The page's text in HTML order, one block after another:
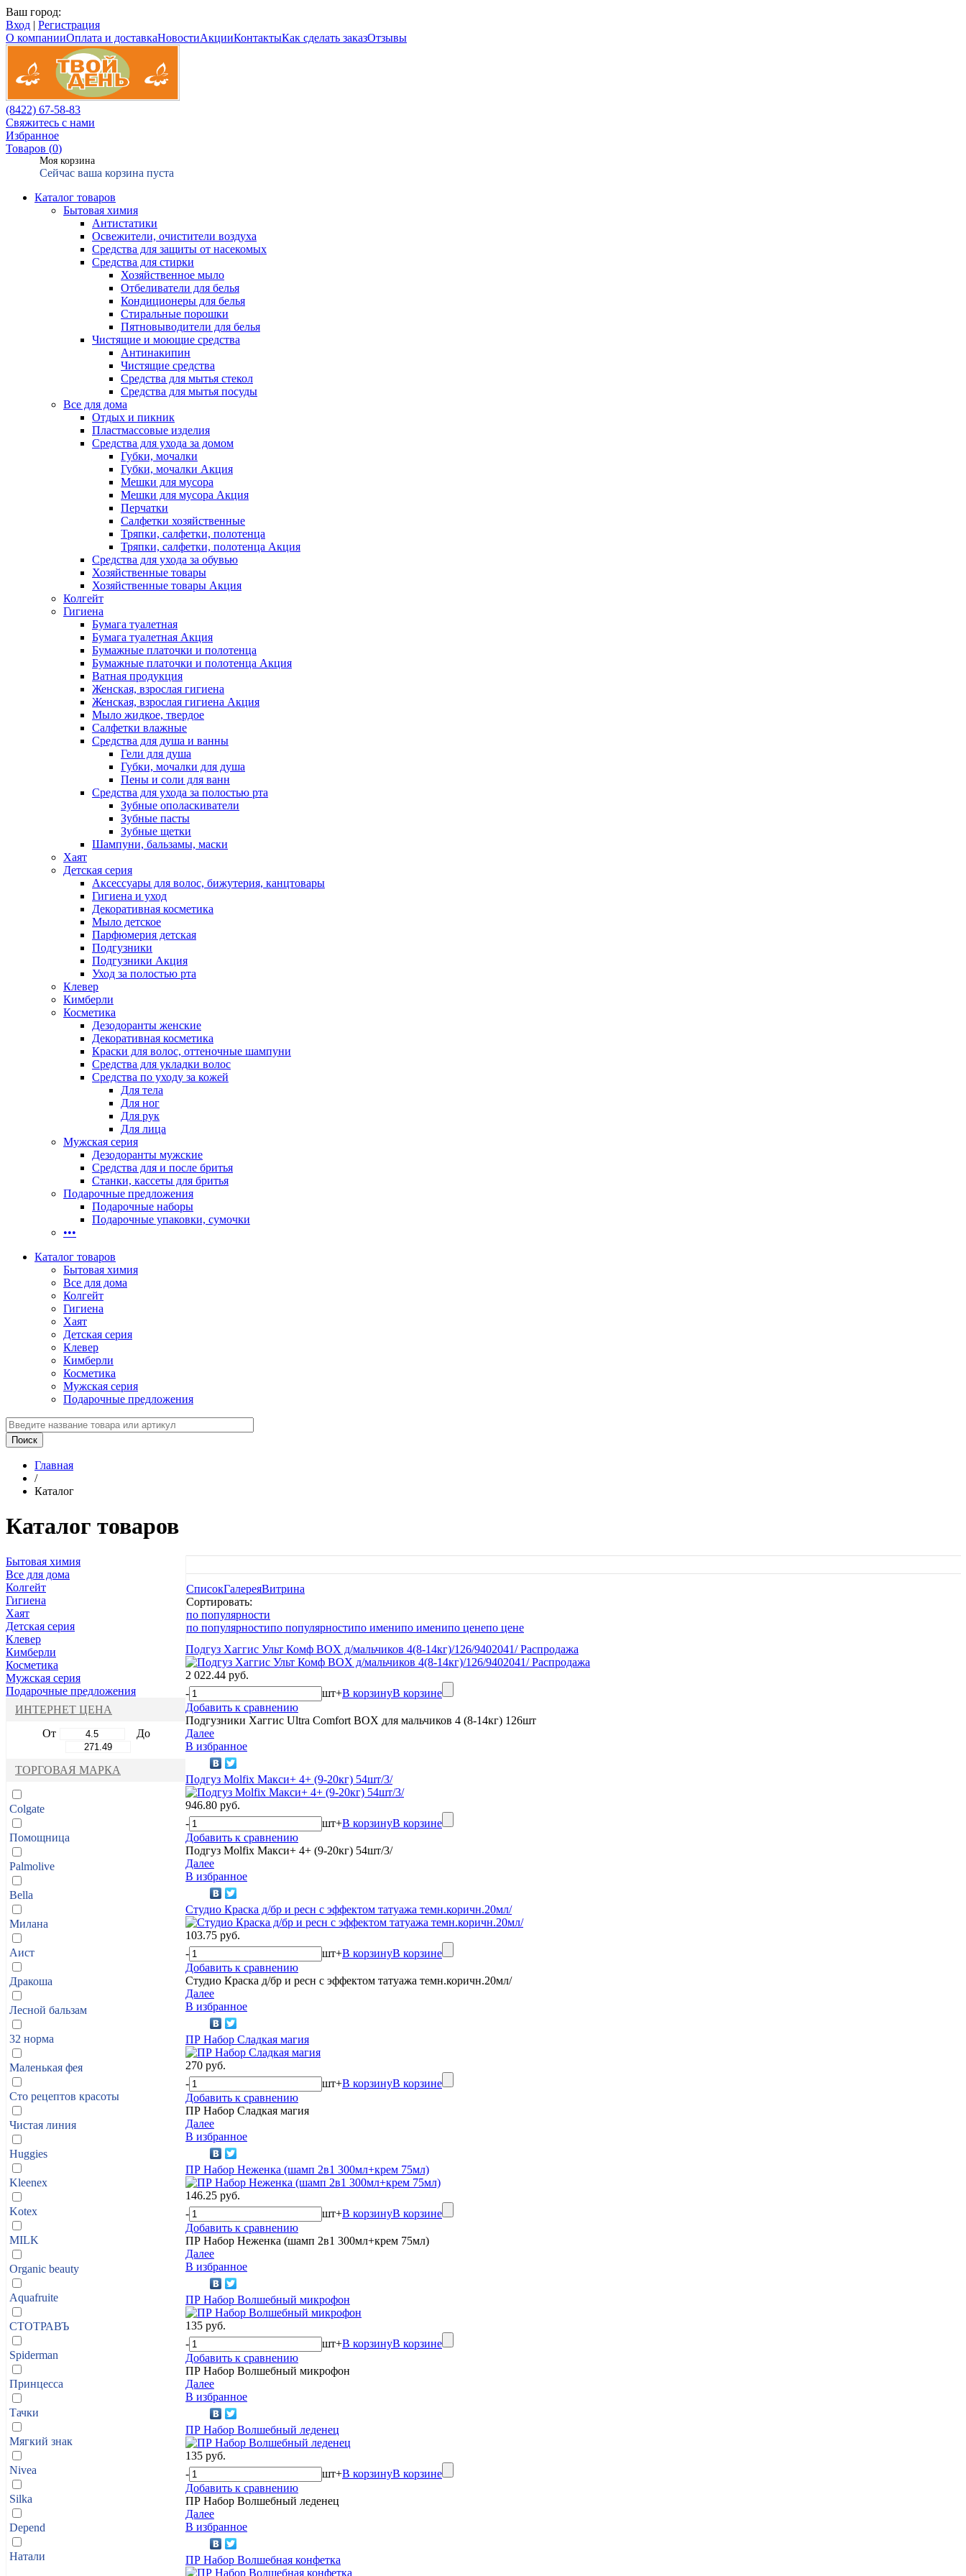
Ваш город:
Вход | Регистрация
О компанииОплата и доставкаНовостиАкцииКонтактыКак сделать заказОтзывы
(8422) 67-58-83
Свяжитесь с нами
Избранное
Товаров (0)
Моя корзина
Сейчас ваша корзина пуста
Каталог товаров
Бытовая химия
Антистатики
Освежители, очистители воздуха
Средства для защиты от насекомых
Средства для стирки
Хозяйственное мыло
Отбеливатели для белья
Кондиционеры для белья
Стиральные порошки
Пятновыводители для белья
Чистящие и моющие средства
Антинакипин
Чистящие средства
Средства для мытья стекол
Средства для мытья посуды
Все для дома
Отдых и пикник
Пластмассовые изделия
Средства для ухода за домом
Губки, мочалки
Губки, мочалки Акция
Мешки для мусора
Мешки для мусора Акция
Перчатки
Салфетки хозяйственные
Тряпки, салфетки, полотенца
Тряпки, салфетки, полотенца Акция
Средства для ухода за обувью
Хозяйственные товары
Хозяйственные товары Акция
Колгейт
Гигиена
Бумага туалетная
Бумага туалетная Акция
Бумажные платочки и полотенца
Бумажные платочки и полотенца Акция
Ватная продукция
Женская, взрослая гигиена
Женская, взрослая гигиена Акция
Мыло жидкое, твердое
Салфетки влажные
Средства для душа и ванны
Гели для душа
Губки, мочалки для душа
Пены и соли для ванн
Средства для ухода за полостью рта
Зубные ополаскиватели
Зубные пасты
Зубные щетки
Шампуни, бальзамы, маски
Хаят
Детская серия
Аксессуары для волос, бижутерия, канцтовары
Гигиена и уход
Декоративная косметика
Мыло детское
Парфюмерия детская
Подгузники
Подгузники Акция
Уход за полостью рта
Клевер
Кимберли
Косметика
Дезодоранты женские
Декоративная косметика
Краски для волос, оттеночные шампуни
Средства для укладки волос
Средства по уходу за кожей
Для тела
Для ног
Для рук
Для лица
Мужская серия
Дезодоранты мужские
Средства для и после бритья
Станки, кассеты для бритья
Подарочные предложения
Подарочные наборы
Подарочные упаковки, сумочки
•••
Каталог товаров
Бытовая химия
Все для дома
Колгейт
Гигиена
Хаят
Детская серия
Клевер
Кимберли
Косметика
Мужская серия
Подарочные предложения
Главная
/
Каталог
Каталог товаров
Бытовая химия
Все для дома
Колгейт
Гигиена
Хаят
Детская серия
Клевер
Кимберли
Косметика
Мужская серия
Подарочные предложения
ИНТЕРНЕТ ЦЕНА
От
До
ТОРГОВАЯ МАРКА
Colgate
Помощница
Palmolive
Bella
Милана
Аист
Дракоша
Лесной бальзам
32 норма
Маленькая фея
Сто рецептов красоты
Чистая линия
Huggies
Kleenex
Kotex
MILK
Organic beauty
Aquafruite
СТОТРАВЪ
Spiderman
Принцесса
Тачки
Мягкий знак
Nivea
Silka
Depend
Натали
СписокГалереяВитрина
Сортировать:
по популярности
по популярностипо популярностипо именипо именипо ценепо цене
Подгуз Хаггис Ульт Комф BOX д/мальчиков 4(8-14кг)/126/9402041/ Распродажа
2 022.44 руб.
-
шт+В корзинуВ корзине
Добавить к сравнению
Подгузники Хаггис Ultra Comfort BOX для мальчиков 4 (8-14кг) 126шт
Далее
В избранное
Подгуз Molfix Макси+ 4+ (9-20кг) 54шт/3/
946.80 руб.
-
шт+В корзинуВ корзине
Добавить к сравнению
Подгуз Molfix Макси+ 4+ (9-20кг) 54шт/3/
Далее
В избранное
Студио Краска д/бр и ресн с эффектом татуажа темн.коричн.20мл/
103.75 руб.
-
шт+В корзинуВ корзине
Добавить к сравнению
Студио Краска д/бр и ресн с эффектом татуажа темн.коричн.20мл/
Далее
В избранное
ПР Набор Сладкая магия
270 руб.
-
шт+В корзинуВ корзине
Добавить к сравнению
ПР Набор Сладкая магия
Далее
В избранное
ПР Набор Неженка (шамп 2в1 300мл+крем 75мл)
146.25 руб.
-
шт+В корзинуВ корзине
Добавить к сравнению
ПР Набор Неженка (шамп 2в1 300мл+крем 75мл)
Далее
В избранное
ПР Набор Волшебный микрофон
135 руб.
-
шт+В корзинуВ корзине
Добавить к сравнению
ПР Набор Волшебный микрофон
Далее
В избранное
ПР Набор Волшебный леденец
135 руб.
-
шт+В корзинуВ корзине
Добавить к сравнению
ПР Набор Волшебный леденец
Далее
В избранное
ПР Набор Волшебная конфетка